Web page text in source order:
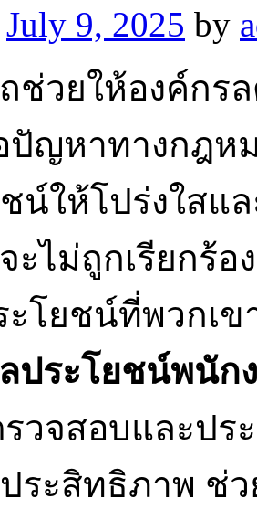
July 9, 2025 by
ช่วยให้องค์กร
ญหาทางกฎห
น์ให้โปร่งใสแ
ะไม่ถูกเรียกร้
ะโยชน์ที่พวกเ
ประโยชน์พนัก
วจสอบและปร
ระสิทธิภาพ ช่